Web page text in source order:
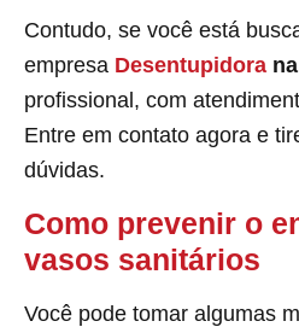
Contudo, se você está
empresa Desentupidora
profissional, com
Entre em contato agora e
dúvidas.
Como prevenir o
vasos sanitários
Você pode tomar algumas